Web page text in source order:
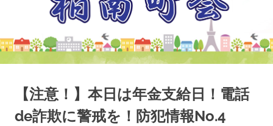
会
で
【注意！】本日は年金支給日！電話
de詐欺に警戒を！防犯情報No.4